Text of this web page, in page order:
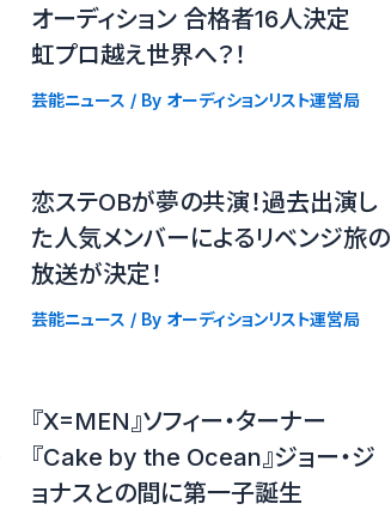
オーディション 合格者16人決定
虹プロ越え世界へ？！
芸能ニュース / By オーディションリスト運営局
恋ステOBが夢の共演！過去出演し
た人気メンバーによるリベンジ旅の
放送が決定！
芸能ニュース / By オーディションリスト運営局
『X=MEN』ソフィー・ターナー
『Cake by the Ocean』ジョー・ジ
ョナスとの間に第一子誕生